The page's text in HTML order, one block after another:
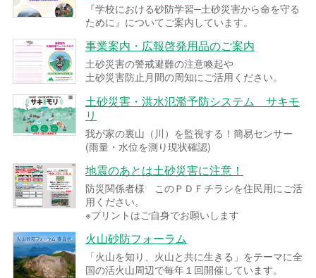
『学校における砂防学習─土砂災害から命を守る
ために』についてご案内しています。
事業案内・広報啓発用品のご案内
土砂災害の警戒避難の注意喚起や
土砂災害防止月間の周知にご活用ください。
土砂災害・洪水氾濫予防システム サキモ
リ
我が家の裏山（川）を監視する！簡易センサー
(雨量・水位を測り現状確認)
地震のあとは土砂災害に注意！
防災関係者様 このＰＤＦチラシを住民用にご活
用ください。
※プリントはご自身でお願いします
火山砂防フォーラム
「火山を知り、火山と共に生きる」をテーマに全
国の活火山周辺で毎年１回開催しています。